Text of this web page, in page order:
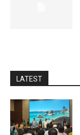
LATEST